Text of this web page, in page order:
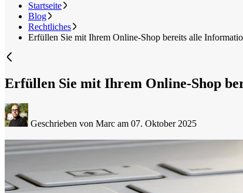
Startseite
Blog
Rechtliches
Erfüllen Sie mit Ihrem Online-Shop bereits alle
Erfüllen Sie mit Ihrem Online-Shop
Geschrieben von Marc am 07. Oktober 2025